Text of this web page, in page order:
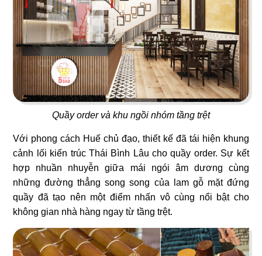
Quầy order và khu ngồi nhóm tầng trệt
Với phong cách Huế chủ đạo, thiết kế đã tái hiện khung
cảnh lối kiến trúc Thái Bình Lâu cho quầy order. Sự kết
hợp nhuần nhuyễn giữa mái ngói âm dương cùng
những đường thẳng song song của lam gỗ mặt đứng
quầy đã tạo nên một điểm nhấn vô cùng nổi bật cho
không gian nhà hàng ngay từ tầng trệt.
T COFFEE
20
BUFFET SUSHI
Nhà hàng Nhật
21
HIKARI
Nhà hàng Nhật
22
MYUNG TAE MYUNG GA
Nhà hàng Hàn